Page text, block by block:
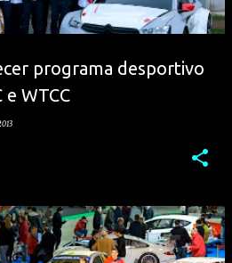
programa desportivo
e WTCC